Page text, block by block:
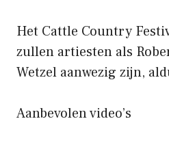
Het Cattle Country
zullen artiesten als
Wetzel aanwezig zijn,
Aanbevolen video’s